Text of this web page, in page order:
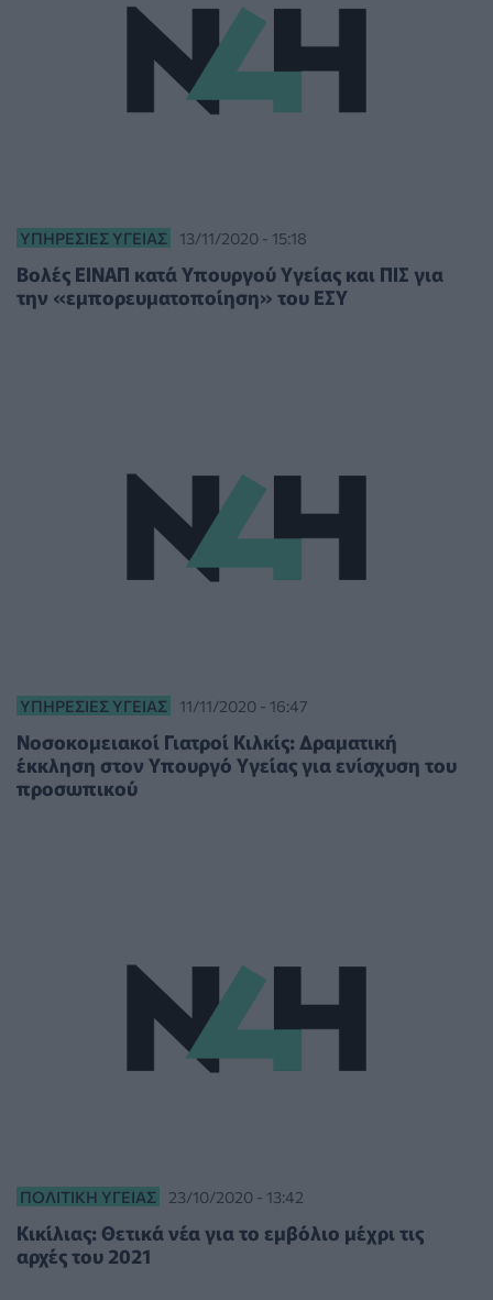
ΥΠΗΡΕΣΊΕΣ ΥΓΕΊΑΣ 13/11/2020 - 15:18
Βολές ΕΙΝΑΠ κατά Υπουργού Υγείας και ΠΙΣ για
την «εμπορευματοποίηση» του ΕΣΥ
ΥΠΗΡΕΣΊΕΣ ΥΓΕΊΑΣ 11/11/2020 - 16:47
Νοσοκομειακοί Γιατροί Κιλκίς: Δραματική
έκκληση στον Υπουργό Υγείας για ενίσχυση του
προσωπικού
ΠΟΛΙΤΙΚΉ ΥΓΕΊΑΣ 23/10/2020 - 13:42
Κικίλιας: Θετικά νέα για το εμβόλιο μέχρι τις
αρχές του 2021